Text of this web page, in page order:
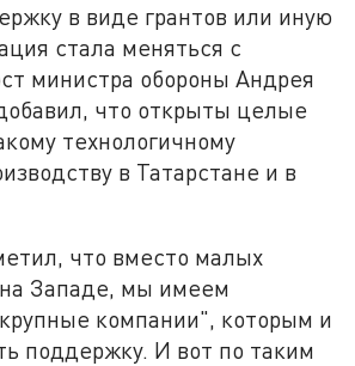
в виде грантов или иную
стала меняться с
министра обороны Андрея
что открыты целые
технологичному
в Татарстане и в
что вместо малых
на Западе, мы имеем
компании", которым и
поддержку. И вот по таким